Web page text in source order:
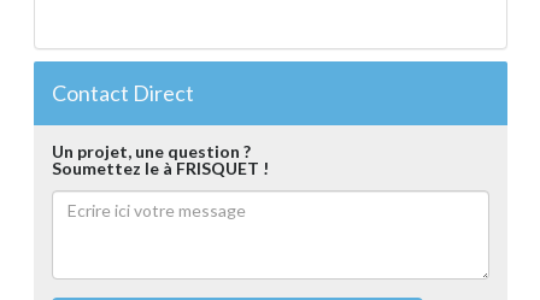
Contact Direct
Un projet, une question ?
Soumettez le à FRISQUET !